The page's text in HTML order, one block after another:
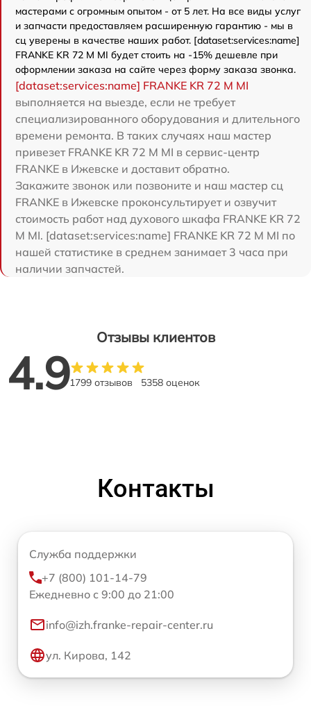
мастерами с огромным опытом - от 5 лет. На все виды услуг
и запчасти предоставляем расширенную гарантию - мы в
сц уверены в качестве наших работ. [dataset:services:name]
FRANKE KR 72 M MI будет стоить на -15% дешевле при
оформлении заказа на сайте через форму заказа звонка.
[dataset:services:name] FRANKE KR 72 M MI
выполняется на выезде, если не требует
специализированного оборудования и длительного
времени ремонта. В таких случаях наш мастер
привезет FRANKE KR 72 M MI в сервис-центр
FRANKE в Ижевске и доставит обратно.
Закажите звонок или позвоните и наш мастер сц
FRANKE в Ижевске проконсультирует и озвучит
стоимость работ над духового шкафа FRANKE KR 72
M MI. [dataset:services:name] FRANKE KR 72 M MI по
нашей статистике в среднем занимает 3 часа при
наличии запчастей.
Отзывы клиентов
4.91799 отзывов 5358 оценок
Контакты
Служба поддержки
+7 (800) 101-14-79
Ежедневно с 9:00 до 21:00
info@izh.franke-repair-center.ru
ул. Кирова, 142